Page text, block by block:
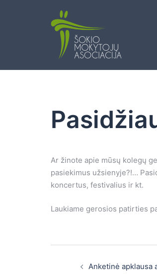
Ar žinote apie mūsų kolegų
pasiekimus užsienyje?!…
koncertus, festivalius ir kt.
Laukiame gerosios patirties
Anketinė apklausa